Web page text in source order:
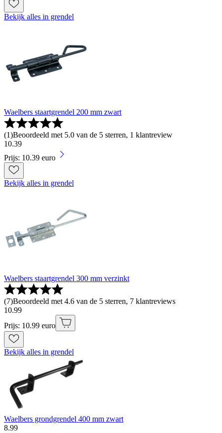
Bekijk alles in grendel
Waelbers staartgrendel 200 mm zwart
(1)Beoordeeld met 5.0 van de 5 sterren, 1 klantreview
10.39
Prijs: 10.39 euro
Bekijk alles in grendel
Waelbers staartgrendel 300 mm verzinkt
(7)Beoordeeld met 4.6 van de 5 sterren, 7 klantreviews
10.99
Prijs: 10.99 euro
Bekijk alles in grendel
Waelbers grondgrendel 400 mm zwart
8.99